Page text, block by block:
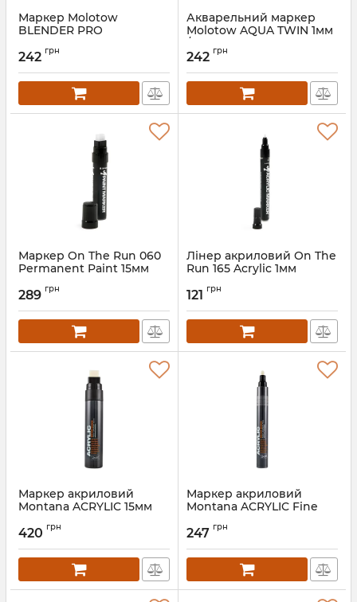
Маркер Molotow
BLENDER PRO
242 грн
Акварельний маркер
Molotow AQUA TWIN 1мм
/ 2-6мм поштучно
242 грн
Маркер On The Run 060
Permanent Paint 15мм
289 грн
Лінер акриловий On The
Run 165 Acrylic 1мм
121 грн
Маркер акриловий
Montana ACRYLIC 15мм
420 грн
Маркер акриловий
Montana ACRYLIC Fine
247 грн